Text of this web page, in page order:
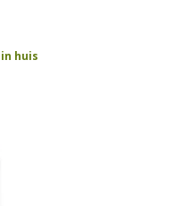
huis